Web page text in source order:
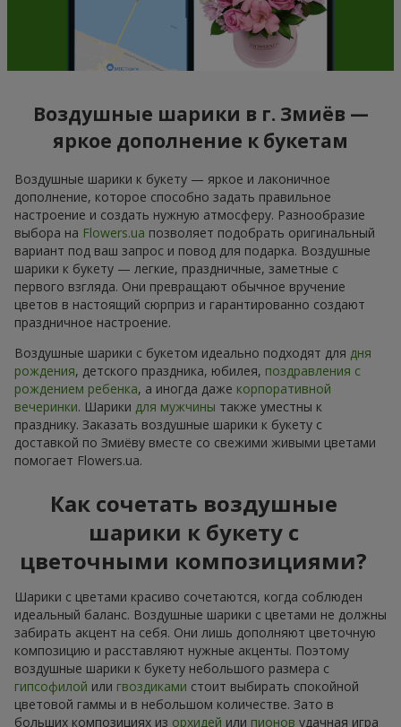
Воздушные шарики в г. Змиёв —
яркое дополнение к букетам
Воздушные шарики к букету — яркое и лаконичное
дополнение, которое способно задать правильное
настроение и создать нужную атмосферу. Разнообразие
выбора на Flowers.ua позволяет подобрать оригинальный
вариант под ваш запрос и повод для подарка. Воздушные
шарики к букету — легкие, праздничные, заметные с
первого взгляда. Они превращают обычное вручение
цветов в настоящий сюрприз и гарантированно создают
праздничное настроение.
Воздушные шарики с букетом идеально подходят для дня
рождения, детского праздника, юбилея, поздравления с
рождением ребенка, а иногда даже корпоративной
вечеринки. Шарики для мужчины также уместны к
празднику. Заказать воздушные шарики к букету с
доставкой по Змиёву вместе со свежими живыми цветами
помогает Flowers.ua.
Как сочетать воздушные
шарики к букету с
цветочными композициями?
Шарики с цветами красиво сочетаются, когда соблюден
идеальный баланс. Воздушные шарики с цветами не должны
забирать акцент на себя. Они лишь дополняют цветочную
композицию и расставляют нужные акценты. Поэтому
воздушные шарики к букету небольшого размера с
гипсофилой или гвоздиками стоит выбирать спокойной
цветовой гаммы и в небольшом количестве. Зато в
больших композициях из орхидей или пионов удачная игра